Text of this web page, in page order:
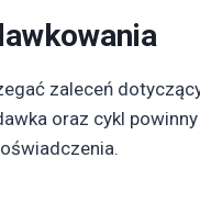
zaleceń
oraz cykl